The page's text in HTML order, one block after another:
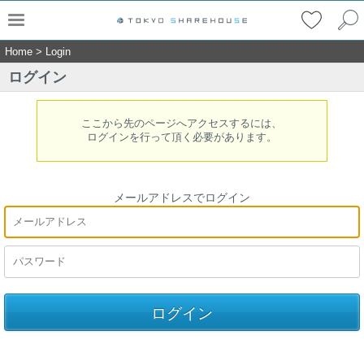
Home > Login
ログイン
ここから先のページへアクセスするには、
ログインを行って頂く必要があります。
メールアドレスでログイン